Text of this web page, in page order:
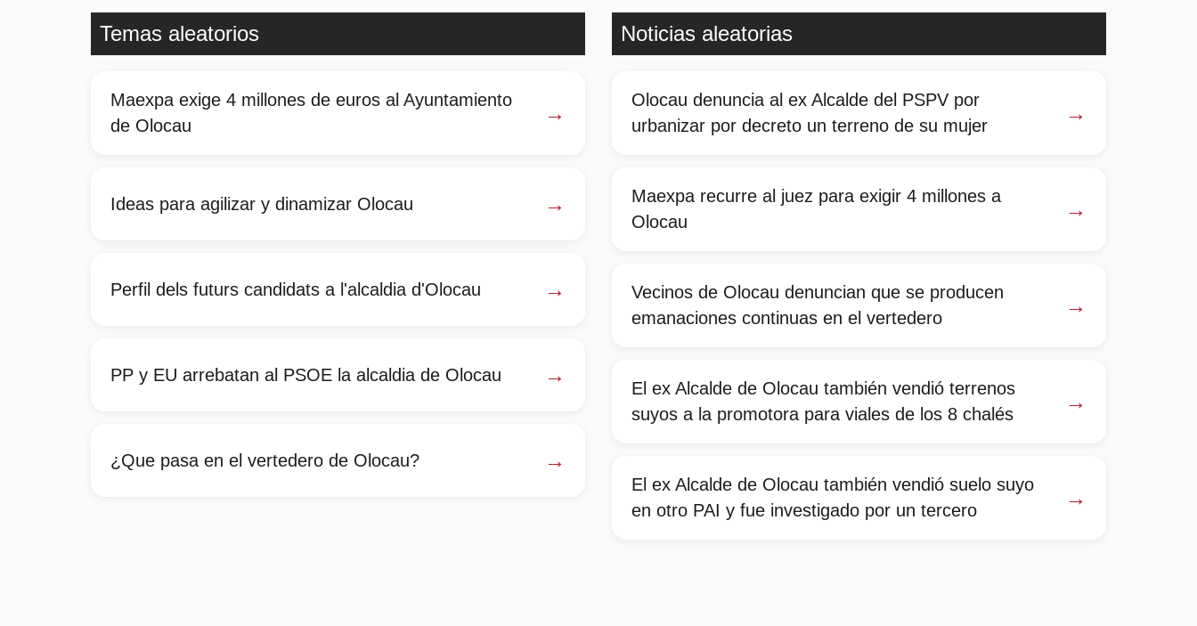
Temas aleatorios
Maexpa exige 4 millones de euros al Ayuntamiento
de Olocau
→
Ideas para agilizar y dinamizar Olocau →
Perfil dels futurs candidats a l'alcaldia d'Olocau →
PP y EU arrebatan al PSOE la alcaldia de Olocau →
¿Que pasa en el vertedero de Olocau? →
Noticias aleatorias
Olocau denuncia al ex Alcalde del PSPV por
urbanizar por decreto un terreno de su mujer
→
Maexpa recurre al juez para exigir 4 millones a
Olocau
→
Vecinos de Olocau denuncian que se producen
emanaciones continuas en el vertedero
→
El ex Alcalde de Olocau también vendió terrenos
suyos a la promotora para viales de los 8 chalés
→
El ex Alcalde de Olocau también vendió suelo suyo
en otro PAI y fue investigado por un tercero
→